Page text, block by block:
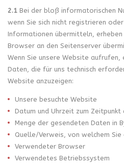
2.1 Bei der bloß informatorischen
wenn Sie sich nicht registrieren
Informationen übermitteln,
Browser an den Seitenserver
Wenn Sie unsere Website
Daten, die für uns technisch
Website anzuzeigen:
Unsere besuchte Website
Datum und Uhrzeit zum
Menge der gesendeten Daten in
Quelle/Verweis, von welchem
Verwendeter Browser
Verwendetes Betriebssystem